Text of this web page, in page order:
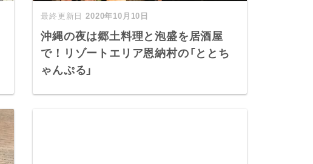
2020年10月10日
沖縄の夜は郷土料理と泡盛を居酒屋
で！リゾートエリア恩納村の「ととち
ゃんぷる」